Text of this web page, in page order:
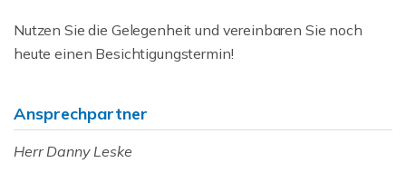
Nutzen Sie die Gelegenheit und vereinbaren Sie noch
heute einen Besichtigungstermin!
Ansprechpartner
Herr Danny Leske